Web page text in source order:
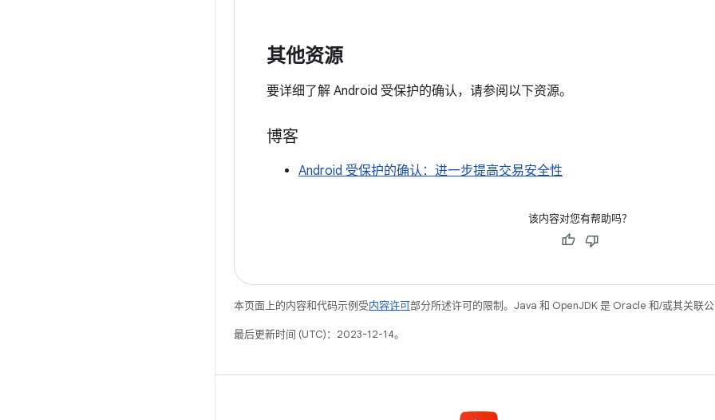
其他资源
要详细了解 Android 受保护的确认，请参阅以下资源。
博客
Android 受保护的确认：进一步提高交易安全性
该内容对您有帮助吗？
本页面上的内容和代码示例受内容许可部分所述许可的限制。Java 和 OpenJDK 是 Oracle 和/或其关联公
最后更新时间 (UTC)：2023-12-14。